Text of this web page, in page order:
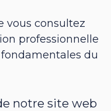
vous consultez
professionnelle
du
notre site web